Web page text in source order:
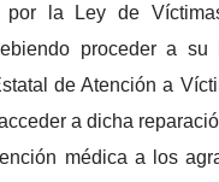
por la Ley de
proceder a su
de Atención a
a dicha
médica a los